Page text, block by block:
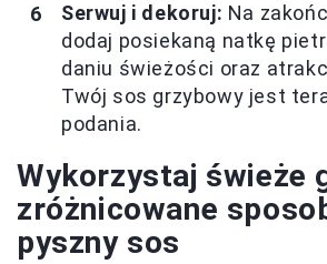
Serwuj i dekoruj: Na
dodaj posiekaną natkę
daniu świeżości oraz
Twój sos grzybowy jest
podania.
Wykorzystaj świeże
zróżnicowane
pyszny sos